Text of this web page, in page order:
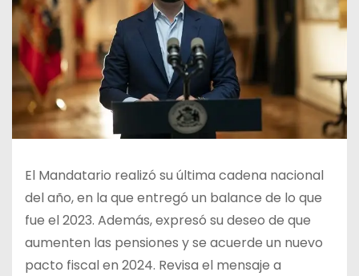
El Mandatario realizó su última cadena nacional
del año, en la que entregó un balance de lo que
fue el 2023. Además, expresó su deseo de que
aumenten las pensiones y se acuerde un nuevo
pacto fiscal en 2024. Revisa el mensaje a